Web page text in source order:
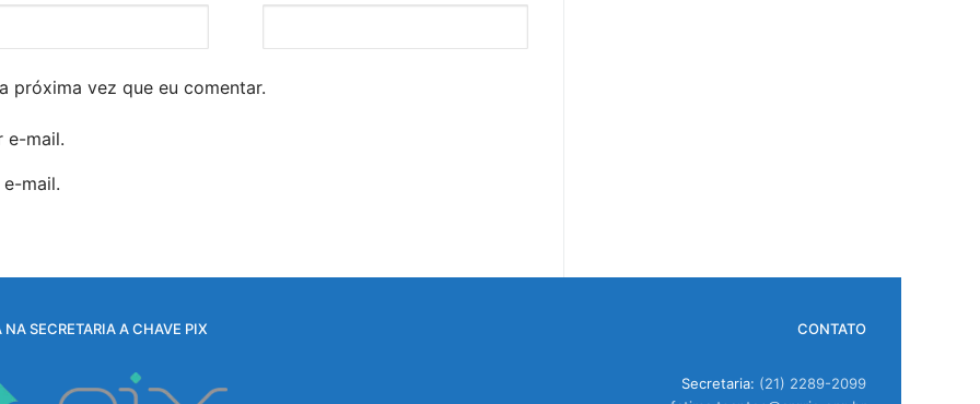
próxima vez que eu comentar.
e-mail.
mail.
NA SECRETARIA A CHAVE PIX CONTATO
Secretaria: (21) 2289-2099